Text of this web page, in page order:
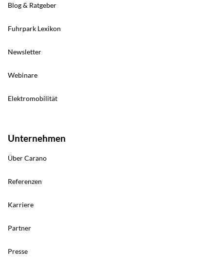
Blog & Ratgeber
Fuhrpark Lexikon
Newsletter
Webinare
Elektromobilität
Unternehmen
Über Carano
Referenzen
Karriere
Partner
Presse